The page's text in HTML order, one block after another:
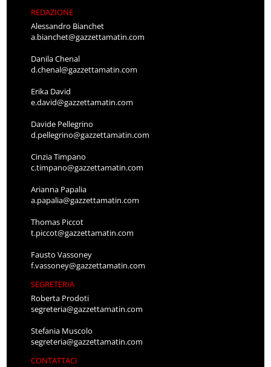
REDAZIONE
Alessandro Bianchet
a.bianchet@gazzettamatin.com
Danila Chenal
d.chenal@gazzettamatin.com
Erika David
e.david@gazzettamatin.com
Davide Pellegrino
d.pellegrino@gazzettamatin.com
Cinzia Timpano
c.timpano@gazzettamatin.com
Arianna Papalia
a.papalia@gazzettamatin.com
Thomas Piccot
t.piccot@gazzettamatin.com
Fausto Vassoney
f.vassoney@gazzettamatin.com
SEGRETERIA
Roberta Prodoti
segreteria@gazzettamatin.com
Stefania Muscolo
segreteria@gazzettamatin.com
CONTATTACI